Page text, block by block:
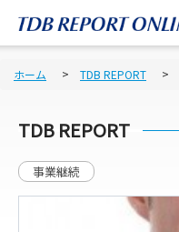
ホーム TDB REPORT
TDB REPORT
事業継続